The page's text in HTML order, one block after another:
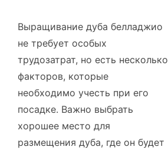
Выращивание дуба белладжио
не требует особых
трудозатрат, но есть несколько
факторов, которые
необходимо учесть при его
посадке. Важно выбрать
хорошее место для
размещения дуба, где он будет